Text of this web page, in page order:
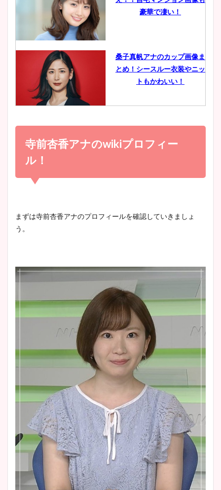
鈴木唯の太ってた時の体重が
ヤバすぎww原因や痩せたダ
豊島実季アナのカップ画像ま
とめ！美脚や水着姿に年齢も
宇賀神メグアナのニット画像
池谷実悠アナのメガネ画像が
豪華で凄い！
桑子真帆アナのカップ画像ま
とめ！シースルー衣装やニッ
トもかわいい！
小室瑛莉子のカップ画像まと
め！足が美脚でニット衣装も
かわいい！
wikiプロフもチェック！
大家彩香アナのかわいいカッ
プ画像まとめ！同期や実家に
安藤萌々アナのカップ画像や
ニット衣装まとめ！美足の筋
肉も凄い！
鈴木唯の太ってた時の体重が
ヤバすぎww原因や痩せたダ
イエット方は？昔と現在を画
像比較！
豊島実季アナのカップ画像ま
とめ！美脚や水着姿に年齢も
寺前杏香アナのwikiプロフィー
ル！
まずは寺前杏香アナのプロフィールを確認していきましょ
う。